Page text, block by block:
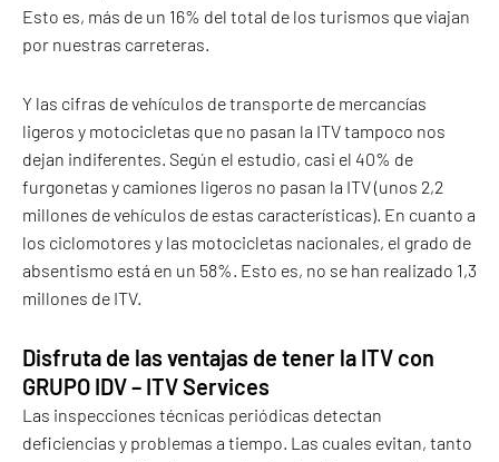
Esto es, más de un 16% del total de los turismos que viajan
por nuestras carreteras.
Y las cifras de vehículos de transporte de mercancías
ligeros y motocicletas que no pasan la ITV tampoco nos
dejan indiferentes. Según el estudio, casi el 40% de
furgonetas y camiones ligeros no pasan la ITV (unos 2,2
millones de vehículos de estas características). En cuanto a
los ciclomotores y las motocicletas nacionales, el grado de
absentismo está en un 58%. Esto es, no se han realizado 1,3
millones de ITV.
Disfruta de las ventajas de tener la ITV con
GRUPO IDV – ITV Services
Las inspecciones técnicas periódicas detectan
deficiencias y problemas a tiempo. Las cuales evitan, tanto